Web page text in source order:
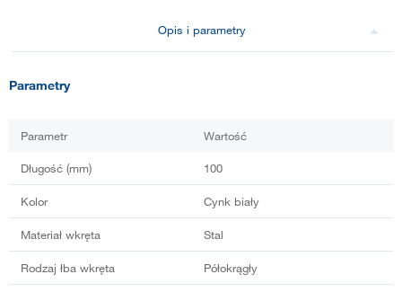
Opis i parametry
Parametry
Parametr Wartość
Długość (mm) 100
Kolor Cynk biały
Materiał wkręta Stal
Rodzaj łba wkręta Półokrągły